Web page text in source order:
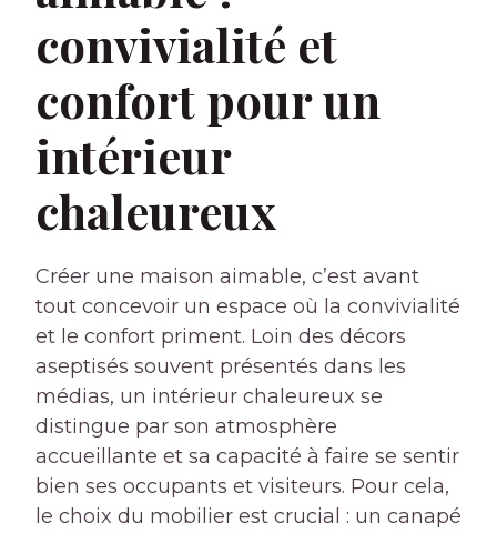
convivialité et
confort pour un
intérieur
chaleureux
Créer une maison aimable, c’est avant
tout concevoir un espace où la convivialité
et le confort priment. Loin des décors
aseptisés souvent présentés dans les
médias, un intérieur chaleureux se
distingue par son atmosphère
accueillante et sa capacité à faire se sentir
bien ses occupants et visiteurs. Pour cela,
le choix du mobilier est crucial : un canapé